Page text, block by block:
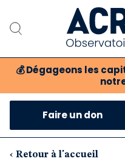
💰 Dégageons les
Notre
Notre
Nos
Faire un don
‹ Retour à l'accueil